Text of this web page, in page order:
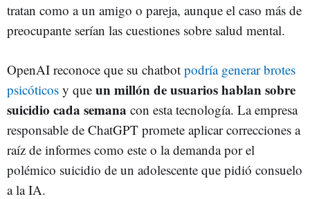
tratan como a un amigo o pareja, aunque el caso más de
preocupante serían las cuestiones sobre salud mental.
OpenAI reconoce que su chatbot podría generar brotes
psicóticos y que un millón de usuarios hablan sobre
suicidio cada semana con esta tecnología. La empresa
responsable de ChatGPT promete aplicar correcciones a
raíz de informes como este o la demanda por el
polémico suicidio de un adolescente que pidió consuelo
a la IA.